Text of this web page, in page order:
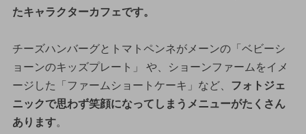
たキャラクターカフェです。
チーズハンバーグとトマトペンネがメーンの「ベビーシ
ョーンのキッズプレート」 や、ショーンファームをイメ
ージした「ファームショートケーキ」など、 フォトジェ
ニックで思わず笑顔になってしまうメニューがたくさん
あります。